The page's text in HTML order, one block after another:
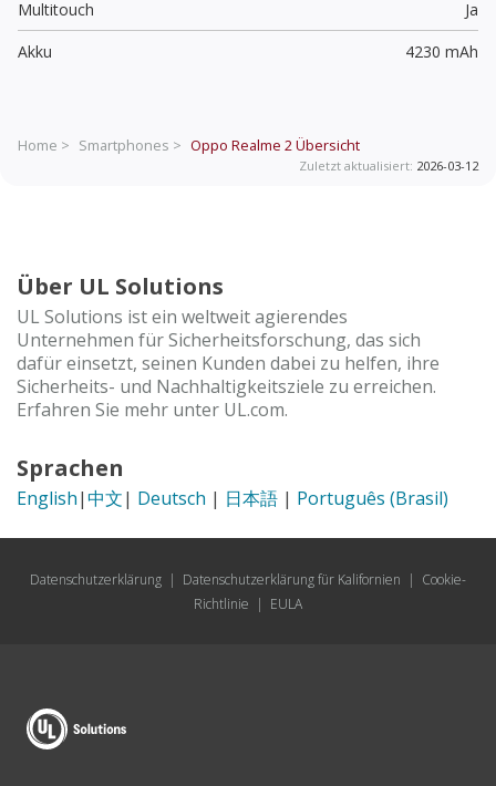
Multitouch
Ja
Akku
4230 mAh
Home > Smartphones > Oppo Realme 2 Übersicht
Zuletzt aktualisiert: 2026-03-12
Über UL Solutions
UL Solutions ist ein weltweit agierendes
Unternehmen für Sicherheitsforschung, das sich
dafür einsetzt, seinen Kunden dabei zu helfen, ihre
Sicherheits- und Nachhaltigkeitsziele zu erreichen.
Erfahren Sie mehr unter UL.com.
Sprachen
English|中文| Deutsch | 日本語 | Português (Brasil)
Datenschutzerklärung | Datenschutzerklärung für Kalifornien | Cookie-
Richtlinie | EULA